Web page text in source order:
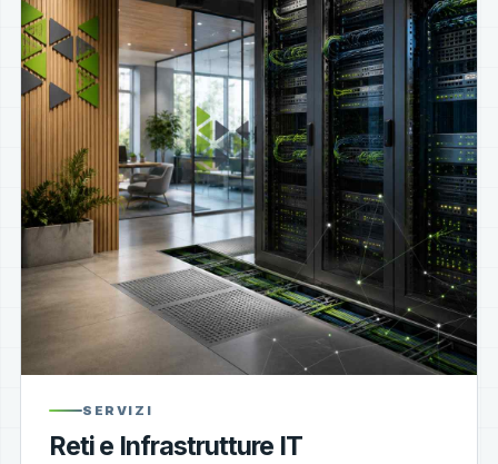
SERVIZI
Reti e Infrastrutture IT